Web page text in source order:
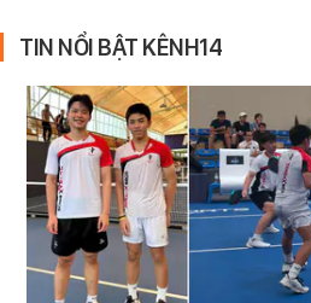
TIN NỔI BẬT KÊNH14